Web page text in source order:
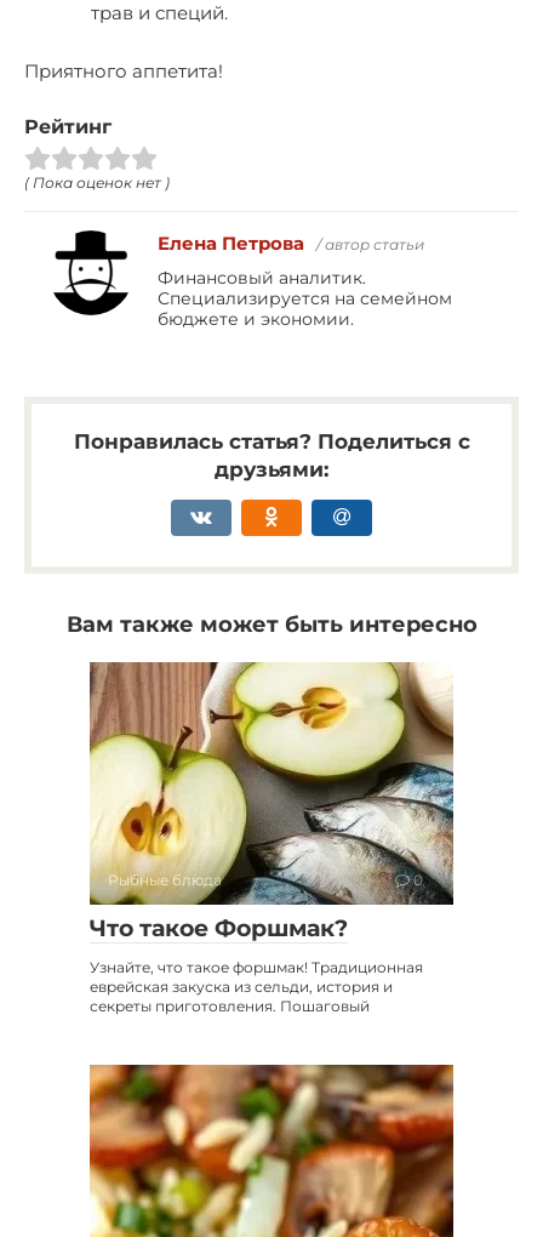
трав и специй.
Приятного аппетита!
Рейтинг
( Пока оценок нет )
Елена Петрова / автор статьи
Финансовый аналитик.
Специализируется на семейном
бюджете и экономии.
Понравилась статья? Поделиться с
друзьями:
Вам также может быть интересно
Рыбные блюда 0
Что такое Форшмак?
Узнайте, что такое форшмак! Традиционная
еврейская закуска из сельди, история и
секреты приготовления. Пошаговый